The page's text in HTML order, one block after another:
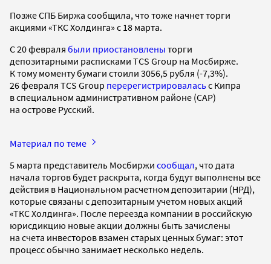
Позже СПБ Биржа сообщила, что тоже начнет торги
акциями «ТКС Холдинга» с 18 марта.
С 20 февраля были приостановлены торги
депозитарными расписками TCS Group на Мосбирже.
К тому моменту бумаги стоили 3056,5 рубля (-7,3%).
26 февраля TCS Group перерегистрироваласьс Кипра
в специальном административном районе (САР)
на острове Русский.
Материал по теме
5 марта представитель Мосбиржи сообщал, что дата
начала торгов будет раскрыта, когда будут выполнены все
действия в Национальном расчетном депозитарии (НРД),
которые связаны с депозитарным учетом новых акций
«ТКС Холдинга». После переезда компании в российскую
юрисдикцию новые акции должны быть зачислены
на счета инвесторов взамен старых ценных бумаг: этот
процесс обычно занимает несколько недель.